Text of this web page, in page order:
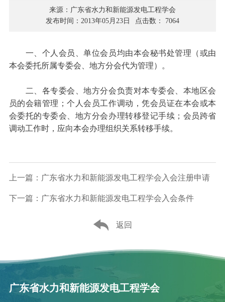
来源：广东省水力和新能源发电工程学会
发布时间：2013年05月23日
点击数： 7064
一、个人会员、单位会员均由本会秘书处管理（或由
本会委托所属专委会、地方分会代为管理）。
二、各专委会、地方分会负责对本专委会、本地区会
员的会籍管理；个人会员工作调动，凭会员证在本会或本
会委托的专委会、地方分会办理转移登记手续；会员跨省
调动工作时，应向本会办理组织关系转移手续。
上一篇：广东省水力和新能源发电工程学会入会注册申请
下一篇：广东省水力和新能源发电工程学会入会条件
返回
广东省水力和新能源发电工程学会